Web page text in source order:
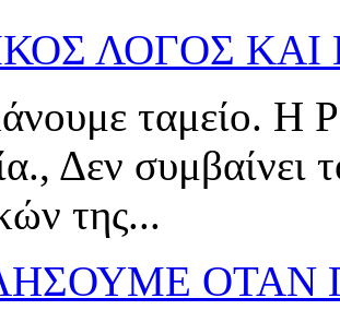
ΛΟΓΟΣ
ταμείο. Η
Δεν συμβαίνει
της...
ΟΤΑΝ